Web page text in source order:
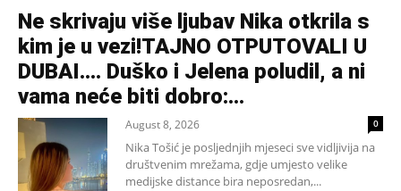
Ne skrivaju više ljubav Nika otkrila s
kim je u vezi!TAJNO OTPUTOVALI U
DUBAI…. Duško i Jelena poludil, a ni
vama neće biti dobro:...
August 8, 2026 0
Nika Tošić je posljednjih mjeseci sve vidljivija na
društvenim mrežama, gdje umjesto velike
medijske distance bira neposredan,...